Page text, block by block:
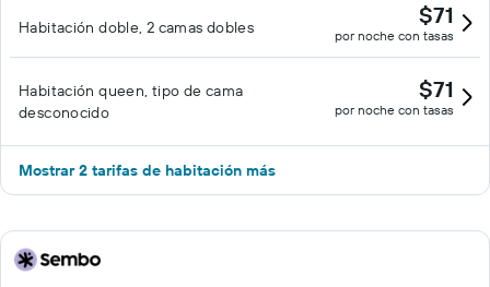
Habitación doble, 2 camas dobles $71
por noche con tasas
Habitación queen, tipo de cama
desconocido
$71
por noche con tasas
Mostrar 2 tarifas de habitación más